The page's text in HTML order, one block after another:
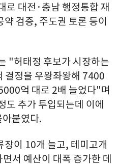
로 대전·충남 행정통합 재
검증, 주도권 토론 등이
"허태정 후보가 시장하는
결정을 우왕좌왕해 7400
억 대로 2배 늘었다"며
추가 투입되는데 이에
붙였다.
이 10개 늘고, 테미고개
서 예산이 대폭 증가한 데